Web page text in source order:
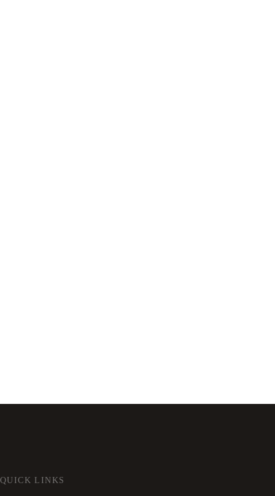
QUICK LINKS